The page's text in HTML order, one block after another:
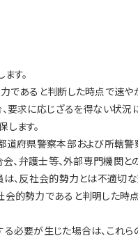
す。
であると判断した時点で速や
求に応じざるを得ない状況
ます。
道府県警察本部および所轄
、弁護士等、外部専門機関
、反社会的勢力とは不適切な
的勢力であると判明した時
要が生じた場合は、これら